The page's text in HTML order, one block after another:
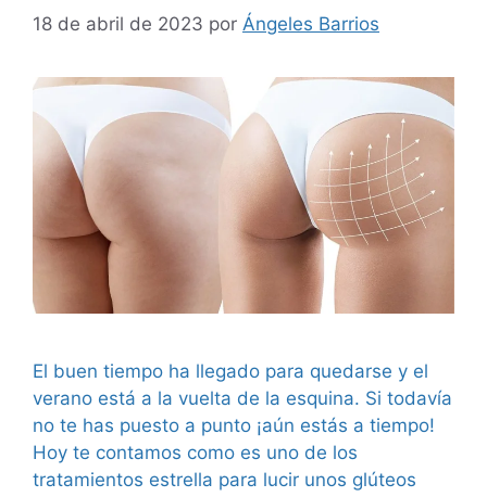
18 de abril de 2023 por Ángeles Barrios
El buen tiempo ha llegado para quedarse y el
verano está a la vuelta de la esquina. Si todavía
no te has puesto a punto ¡aún estás a tiempo!
Hoy te contamos como es uno de los
tratamientos estrella para lucir unos glúteos